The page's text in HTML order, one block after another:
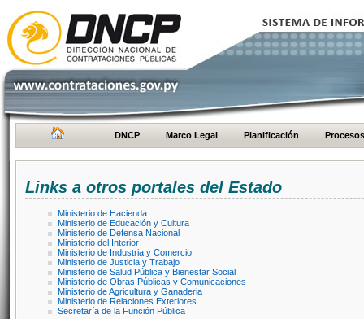
DNCP Marco Legal Planificación Procesos
Links a otros portales del Estado
Ministerio de Hacienda
Ministerio de Educación y Cultura
Ministerio de Defensa Nacional
Ministerio del Interior
Ministerio de Industria y Comercio
Ministerio de Justicia y Trabajo
Ministerio de Salud Pública y Bienestar Social
Ministerio de Obras Públicas y Comunicaciones
Ministerio de Agricultura y Ganaderia
Ministerio de Relaciones Exteriores
Secretaría de la Función Pública